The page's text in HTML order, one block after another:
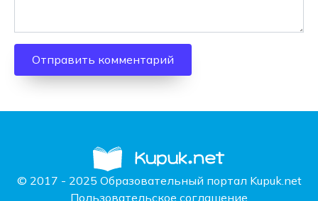
© 2017 - 2025 Образовательный портал Kupuk.net
Пользовательское соглашение